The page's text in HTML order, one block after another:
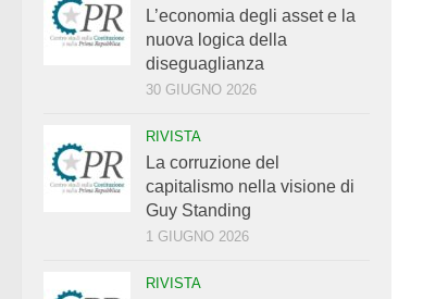
L’economia degli asset e la
nuova logica della
diseguaglianza
30 GIUGNO 2026
RIVISTA
La corruzione del
capitalismo nella visione di
Guy Standing
1 GIUGNO 2026
RIVISTA